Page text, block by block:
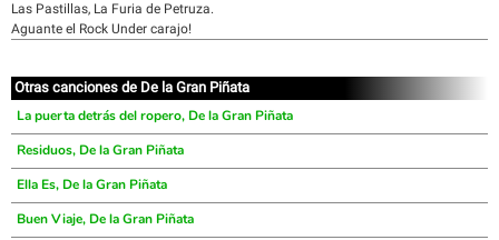
Las Pastillas, La Furia de Petruza.
Aguante el Rock Under carajo!
Otras canciones de De la Gran Piñata
La puerta detrás del ropero, De la Gran Piñata
Residuos, De la Gran Piñata
Ella Es, De la Gran Piñata
Buen Viaje, De la Gran Piñata